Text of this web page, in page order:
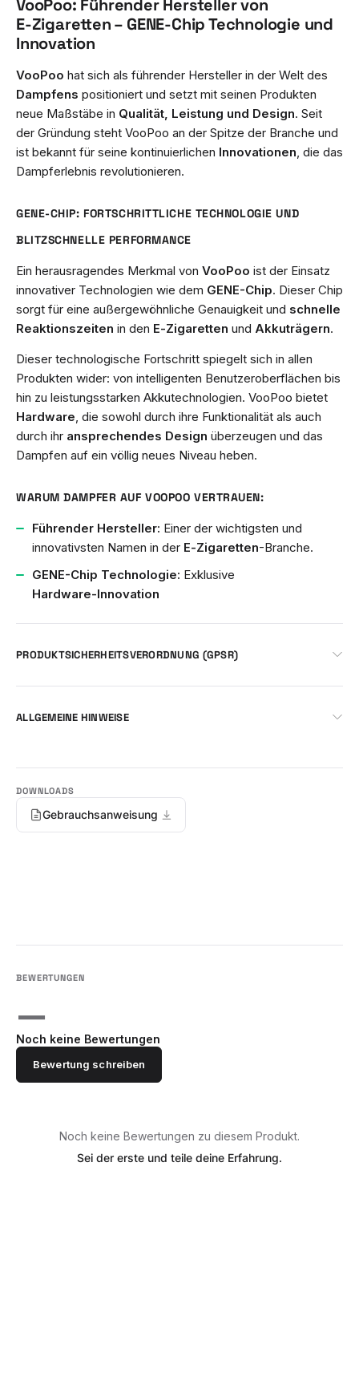
VooPoo: Führender Hersteller von
E‑Zigaretten – GENE-Chip Technologie und
Innovation
VooPoo hat sich als führender Hersteller in der Welt des
Dampfens positioniert und setzt mit seinen Produkten
neue Maßstäbe in Qualität, Leistung und Design. Seit
der Gründung steht VooPoo an der Spitze der Branche und
ist bekannt für seine kontinuierlichen Innovationen , die das
Dampferlebnis revolutionieren.
GENE-CHIP: FORTSCHRITTLICHE TECHNOLOGIE UND
BLITZSCHNELLE PERFORMANCE
Ein herausragendes Merkmal von VooPoo ist der Einsatz
innovativer Technologien wie dem GENE-Chip. Dieser Chip
sorgt für eine außergewöhnliche Genauigkeit und schnelle
Reaktionszeiten in den E‑Zigaretten und Akkuträgern.
Dieser technologische Fortschritt spiegelt sich in allen
Produkten wider: von intelligenten Benutzeroberflächen bis
hin zu leistungsstarken Akkutechnologien. VooPoo bietet
Hardware , die sowohl durch ihre Funktionalität als auch
durch ihr ansprechendes Design überzeugen und das
Dampfen auf ein völlig neues Niveau heben.
WARUM DAMPFER AUF VOOPOO VERTRAUEN:
Führender Hersteller: Einer der wichtigsten und
innovativsten Namen in der E‑Zigaretten-Branche.
GENE-Chip Technologie: Exklusive
Hardware‑Innovation
PRODUKTSICHERHEITSVERORDNUNG (GPSR)
ALLGEMEINE HINWEISE
Gebrauchsanweisung
—
Noch keine Bewertungen
Bewertung schreiben
Noch keine Bewertungen zu diesem Produkt.
Sei der erste und teile deine Erfahrung.